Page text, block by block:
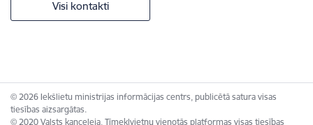
Visi kontakti
© 2026 Iekšlietu ministrijas informācijas centrs, publicētā satura visas
tiesības aizsargātas.
© 2020 Valsts kanceleja, Tīmekļvietņu vienotās platformas visas tiesības